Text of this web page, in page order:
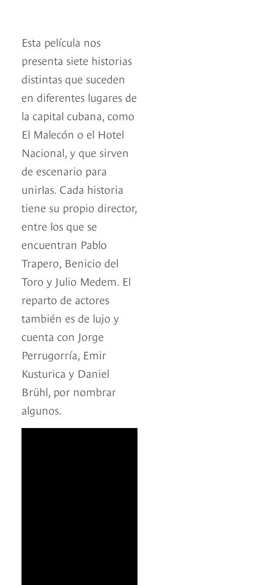
Esta película nos
presenta siete historias
distintas que suceden
en diferentes lugares de
la capital cubana, como
El Malecón o el Hotel
Nacional, y que sirven
de escenario para
unirlas. Cada historia
tiene su propio director,
entre los que se
encuentran Pablo
Trapero, Benicio del
Toro y Julio Medem. El
reparto de actores
también es de lujo y
cuenta con Jorge
Perrugorría, Emir
Kusturica y Daniel
Brühl, por nombrar
algunos.